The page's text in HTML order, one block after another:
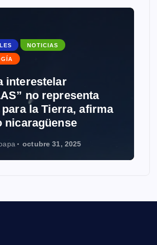
NOTICIAS
interestelar
no representa
la Tierra, afirma
nicaragüense
octubre 31, 2025